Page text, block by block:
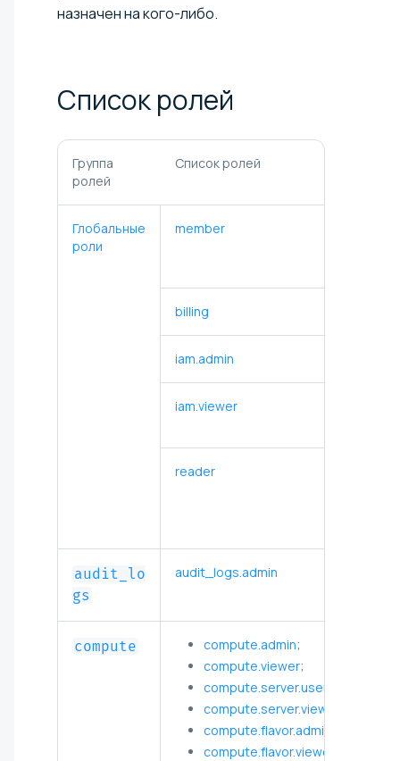
назначен на кого-либо.
Списокролей
Группа
ролей
Список ролей
Глобальные
роли
member
billing
iam.admin
iam.viewer
reader
audit_lo
gs
audit_logs.admin
compute compute.admin;
compute.viewer;
compute.server.user
compute.server.viewer
compute.flavor.admin
compute.flavor.viewer